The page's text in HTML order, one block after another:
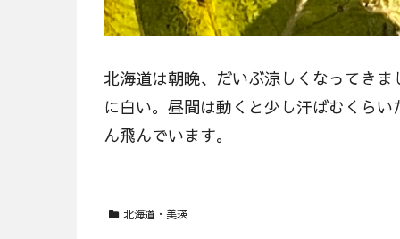
北海道は朝晩、だいぶ涼しくなってき
に白い。昼間は動くと少し汗ばむくら
ん飛んでいます。
北海道・美瑛